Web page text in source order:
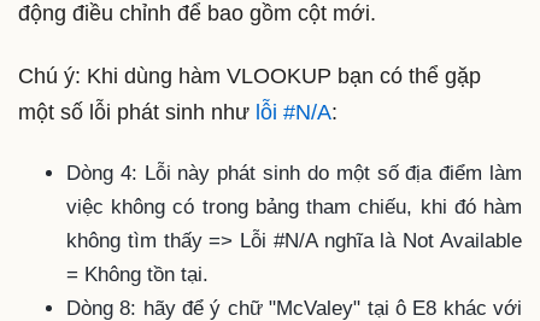
động điều chỉnh để bao gồm cột mới.
Chú ý: Khi dùng hàm VLOOKUP bạn có thể gặp
một số lỗi phát sinh như lỗi #N/A:
Dòng 4: Lỗi này phát sinh do một số địa điểm làm
việc không có trong bảng tham chiếu, khi đó hàm
không tìm thấy => Lỗi #N/A nghĩa là Not Available
= Không tồn tại.
Dòng 8: hãy để ý chữ "McValey" tại ô E8 khác với